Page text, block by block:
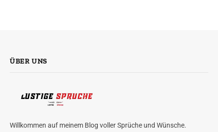
ÜBER UNS
Willkommen auf meinem Blog voller Sprüche und Wünsche.